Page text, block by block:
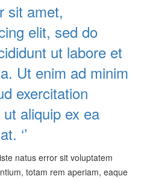
sit amet,
elit, sed do
ut labore et
Ut enim ad minim
exercitation
aliquip ex ea
‘’
natus error sit voluptatem
totam rem aperiam, eaque